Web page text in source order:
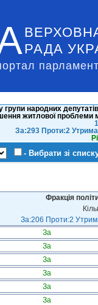
РАДА
групи народних
житлової проблеми
За:293 Проти:2
- Вибрати зі
Фракція
За:206 Проти:2
За
За
За
За
За
За